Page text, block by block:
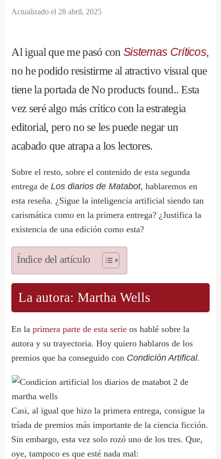
Actualizado el 28 abril, 2025
Al igual que me pasó con Sistemas Críticos,
no he podido resistirme al atractivo visual que
tiene la portada deNo products found.. Esta
vez seré algo más crítico con la estrategia
editorial, pero no se les puede negar un
acabado que atrapa a los lectores.
Sobre el resto, sobre el contenido de esta segunda
entrega deLos diarios de Matabot, hablaremos en
esta reseña. ¿Sigue la inteligencia artificial siendo tan
carismática como en la primera entrega? ¿Justifica la
existencia de una edición como esta?
Índice del artículo
La autora: Martha Wells
En laprimera parte de esta serie os hablé sobre la
autora y su trayectoria. Hoy quiero hablaros de los
premios que ha conseguido con Condición Artifical.
Casi, al igual que hizo la primera entrega, consigue la
tríada de premios más importante de la ciencia ficción.
Sin embargo, esta vez solo rozó uno de los tres. Que,
oye, tampoco es que esté nada mal: